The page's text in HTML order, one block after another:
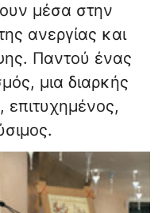
μέσα στην
ανεργίας και
Παντού ένας
μια διαρκής
επιτυχημένος,